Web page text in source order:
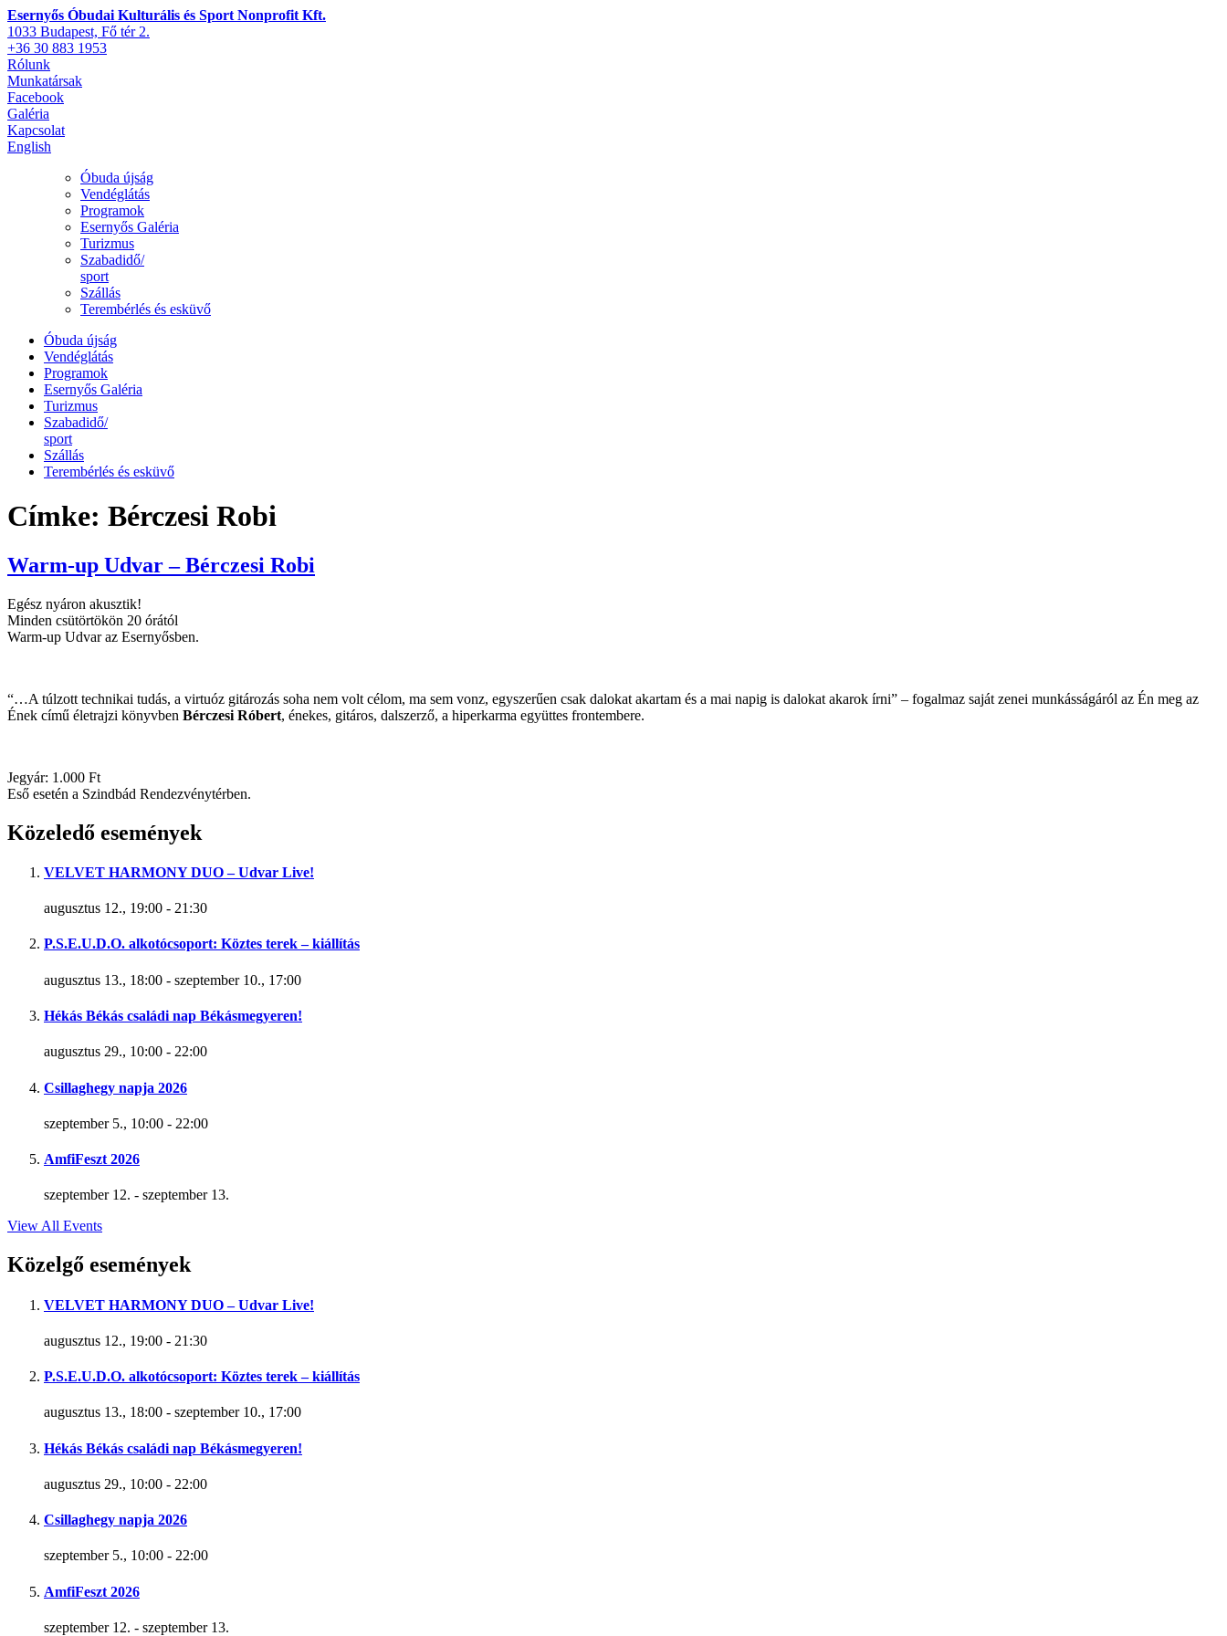
Esernyős Óbudai Kulturális és Sport Nonprofit Kft.
1033 Budapest, Fő tér 2.
+36 30 883 1953
Rólunk
Munkatársak
Facebook
Galéria
Kapcsolat
English
Óbuda újság
Vendéglátás
Programok
Esernyős Galéria
Turizmus
Szabadidő/
sport
Szállás
Terembérlés és esküvő
Óbuda újság
Vendéglátás
Programok
Esernyős Galéria
Turizmus
Szabadidő/
sport
Szállás
Terembérlés és esküvő
Címke: Bérczesi Robi
Warm-up Udvar – Bérczesi Robi
Egész nyáron akusztik!
Minden csütörtökön 20 órától
Warm-up Udvar az Esernyősben.
“…A túlzott technikai tudás, a virtuóz gitározás soha nem volt célom, ma sem vonz, egyszerűen csak dalokat akartam és a mai napig is dalokat akarok írni” – fogalmaz saját zenei munkásságáról az Én meg az
Ének című életrajzi könyvben Bérczesi Róbert, énekes, gitáros, dalszerző, a hiperkarma együttes frontembere.
Jegyár: 1.000 Ft
Eső esetén a Szindbád Rendezvénytérben.
Közeledő események
VELVET HARMONY DUO – Udvar Live!
augusztus 12., 19:00 - 21:30
P.S.E.U.D.O. alkotócsoport: Köztes terek – kiállítás
augusztus 13., 18:00 - szeptember 10., 17:00
Hékás Békás családi nap Békásmegyeren!
augusztus 29., 10:00 - 22:00
Csillaghegy napja 2026
szeptember 5., 10:00 - 22:00
AmfiFeszt 2026
szeptember 12. - szeptember 13.
View All Events
Közelgő események
VELVET HARMONY DUO – Udvar Live!
augusztus 12., 19:00 - 21:30
P.S.E.U.D.O. alkotócsoport: Köztes terek – kiállítás
augusztus 13., 18:00 - szeptember 10., 17:00
Hékás Békás családi nap Békásmegyeren!
augusztus 29., 10:00 - 22:00
Csillaghegy napja 2026
szeptember 5., 10:00 - 22:00
AmfiFeszt 2026
szeptember 12. - szeptember 13.